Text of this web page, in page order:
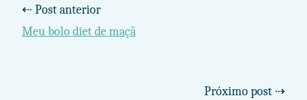
⇠ Post anterior
Meu bolo diet de maçã
Próximo post ⇢